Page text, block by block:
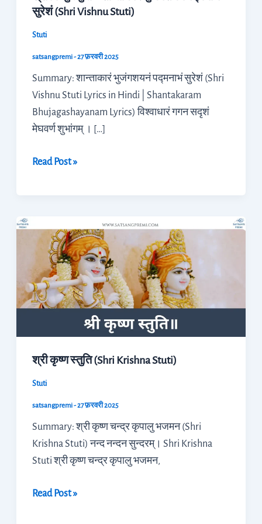
सुरेशं (Shri Vishnu Stuti)
Stuti
satsangpremi-27 फ़रवरी 2025
Summary: शान्ताकारं भुजंगशयनं पद्मनाभं सुरेशं (Shri
Vishnu Stuti Lyrics in Hindi | Shantakaram
Bhujagashayanam Lyrics) विश्वाधारं गगन सदृशं
मेघवर्ण शुभांगम् । […]
Stuti)
Read Post »
श्री कृष्ण स्तुति (Shri Krishna Stuti)
Stuti
satsangpremi-27 फ़रवरी 2025
Summary: श्री कृष्ण चन्द्र कृपालु भजमन (Shri
Krishna Stuti) नन्द नन्दन सुन्दरम्। Shri Krishna
Stuti श्री कृष्ण चन्द्र कृपालु भजमन,
कृष्ण
स्तुति
(Shri
Krishna
Stuti)
Read Post »